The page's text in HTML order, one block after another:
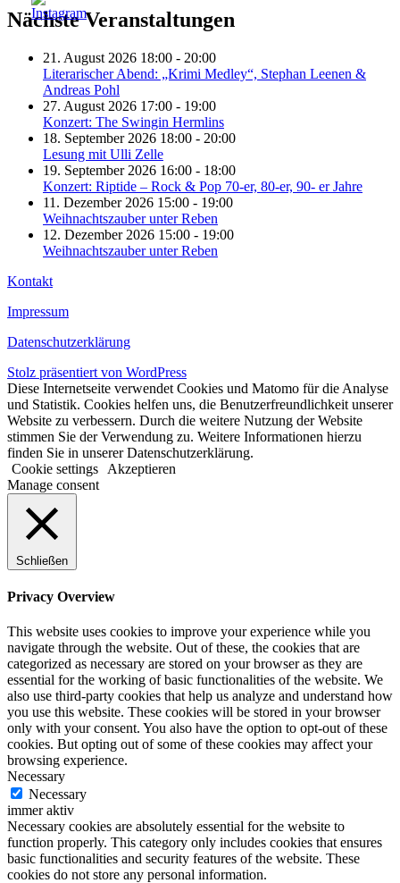
Nächste Veranstaltungen
21. August 2026 18:00 - 20:00
Literarischer Abend: „Krimi Medley“, Stephan Leenen &
Andreas Pohl
27. August 2026 17:00 - 19:00
Konzert: The Swingin Hermlins
18. September 2026 18:00 - 20:00
Lesung mit Ulli Zelle
19. September 2026 16:00 - 18:00
Konzert: Riptide – Rock & Pop 70-er, 80-er, 90- er Jahre
11. Dezember 2026 15:00 - 19:00
Weihnachtszauber unter Reben
12. Dezember 2026 15:00 - 19:00
Weihnachtszauber unter Reben
Kontakt
Impressum
Datenschutzerklärung
Stolz präsentiert von WordPress
Diese Internetseite verwendet Cookies und Matomo für die Analyse
und Statistik. Cookies helfen uns, die Benutzerfreundlichkeit unserer
Website zu verbessern. Durch die weitere Nutzung der Website
stimmen Sie der Verwendung zu. Weitere Informationen hierzu
finden Sie in unserer Datenschutzerklärung.
Cookie settings
Akzeptieren
Manage consent
Schließen
Privacy Overview
This website uses cookies to improve your experience while you
navigate through the website. Out of these, the cookies that are
categorized as necessary are stored on your browser as they are
essential for the working of basic functionalities of the website. We
also use third-party cookies that help us analyze and understand how
you use this website. These cookies will be stored in your browser
only with your consent. You also have the option to opt-out of these
cookies. But opting out of some of these cookies may affect your
browsing experience.
Necessary
Necessary
immer aktiv
Necessary cookies are absolutely essential for the website to
function properly. This category only includes cookies that ensures
basic functionalities and security features of the website. These
cookies do not store any personal information.